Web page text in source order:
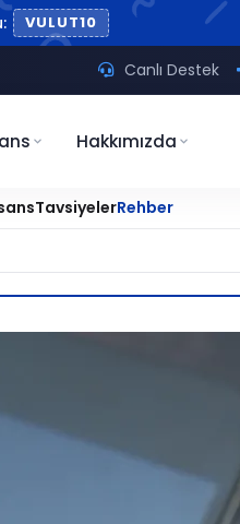
VULUT10
Canlı Destek
Hakkımızda
TavsiyelerRehber